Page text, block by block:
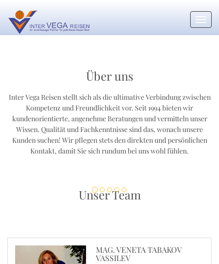
Über uns
Inter Vega Reisen stellt sich als die ultimative Verbindung zwischen
Kompetenz und Freundlichkeit vor. Seit 1994 bieten wir
kundenorientierte, angenehme Beratungen und vermitteln unser
Wissen. Qualität und Fachkenntnisse sind das, wonach unsere
Kunden suchen! Wir pflegen stets den direkten und persönlichen
Kontakt, damit Sie sich rundum bei uns wohl fühlen.
Unser Team
MAG. VENETA TABAKOV
VASSILEV